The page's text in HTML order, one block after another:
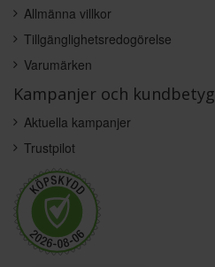
Allmänna villkor
Tillgänglighetsredogörelse
Varumärken
Kampanjer och kundbetyg
Aktuella kampanjer
Trustpilot